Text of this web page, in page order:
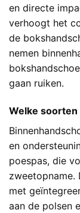
en directe
verhoogt het
de
nemen
gaan ruiken.
Welke
en
poespas, die
zweetopname.
met
aan de polsen